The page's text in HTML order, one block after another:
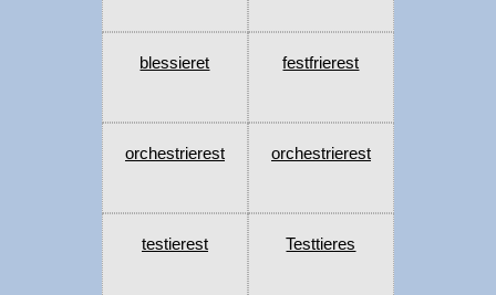
blessieret festfrierest
orchestrierest orchestrierest
testierest Testtieres